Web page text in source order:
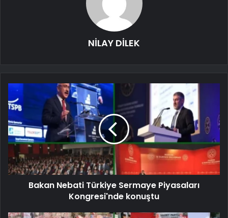
NİLAY DİLEK
Bakan Nebati Türkiye Sermaye Piyasaları
Kongresi'nde konuştu